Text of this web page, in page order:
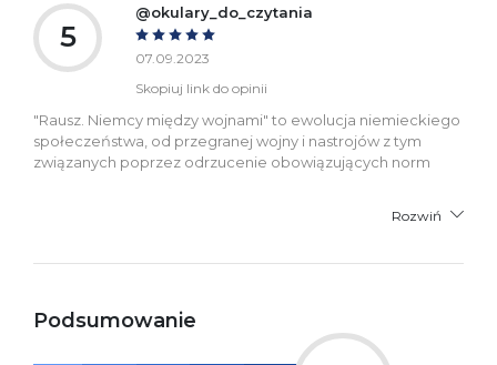
5
@okulary_do_czytania
07.09.2023
Skopiuj link do opinii
"Rausz. Niemcy między wojnami" to ewolucja niemieckiego
społeczeństwa, od przegranej wojny i nastrojów z tym
związanych poprzez odrzucenie obowiązujących norm
Rozwiń
Podsumowanie